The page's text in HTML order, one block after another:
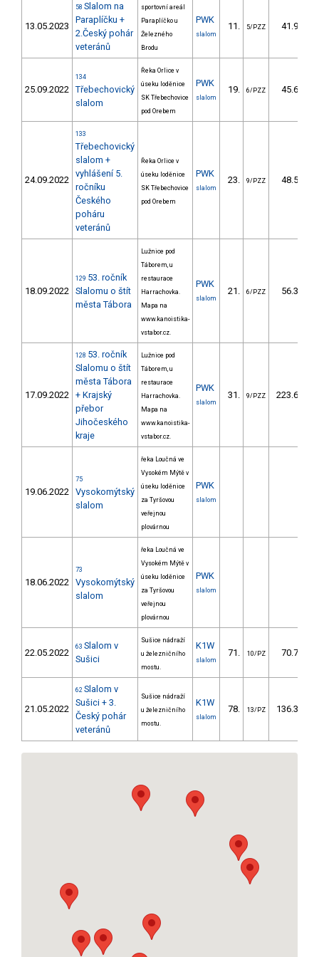
13.05.2023
58 Slalom na
Paraplíčku +
2.Český pohár
veteránů
sportovní areál
Paraplíčko u
Železného
Brodu
PWK
slalom
11. 5/PZZ 41.90
25.09.2022
134
Třebechovický
slalom
Řeka Orlice v
úseku loděnice
SK Třebechovice
pod Orebem
PWK
slalom
19. 6/PZZ 45.69
24.09.2022
133
Třebechovický
slalom +
vyhlášení 5.
ročníku
Českého
poháru
veteránů
Řeka Orlice v
úseku loděnice
SK Třebechovice
pod Orebem
PWK
slalom
23. 9/PZZ 48.50
18.09.2022
129 53. ročník
Slalomu o štít
města Tábora
Lužnice pod
Táborem, u
restaurace
Harrachovka.
Mapa na
www.kanoistika-
vstabor.cz.
PWK
slalom
21. 6/PZZ 56.33
17.09.2022
128 53. ročník
Slalomu o štít
města Tábora
+ Krajský
přebor
Jihočeského
kraje
Lužnice pod
Táborem, u
restaurace
Harrachovka.
Mapa na
www.kanoistika-
vstabor.cz.
PWK
slalom
31. 9/PZZ 223.68
19.06.2022
75
Vysokomýtský
slalom
řeka Loučná ve
Vysokém Mýtě v
úseku loděnice
za Tyršovou
veřejnou
plovárnou
PWK
slalom
18.06.2022
73
Vysokomýtský
slalom
řeka Loučná ve
Vysokém Mýtě v
úseku loděnice
za Tyršovou
veřejnou
plovárnou
PWK
slalom
22.05.2022
63 Slalom v
Sušici
Sušice nádraží
u železničního
mostu.
K1W
slalom
71. 10/PZ 70.74
21.05.2022
62 Slalom v
Sušici + 3.
Český pohár
veteránů
Sušice nádraží
u železničního
mostu.
K1W
slalom
78. 13/PZ 136.32